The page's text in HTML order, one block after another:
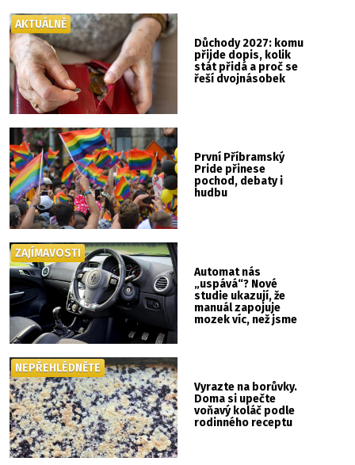
Důchody 2027: komu
přijde dopis, kolik
stát přidá a proč se
řeší dvojnásobek
AKTUÁLNĚ
První Příbramský
Pride přinese
pochod, debaty i
hudbu
Automat nás
„uspává“? Nové
studie ukazují, že
manuál zapojuje
mozek víc, než jsme
ZAJÍMAVOSTI
Vyrazte na borůvky.
Doma si upečte
voňavý koláč podle
rodinného receptu
NEPŘEHLÉDNĚTE